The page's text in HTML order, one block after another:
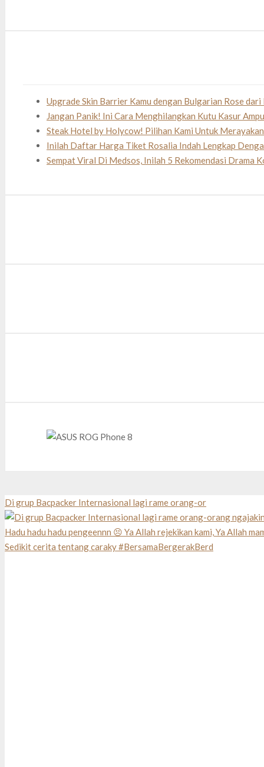
Upgrade Skin Barrier Kamu dengan Bulgarian Rose
Jangan Panik! Ini Cara Menghilangkan Kutu Kasur
Steak Hotel by Holycow! Pilihan Kami Untuk
Inilah Daftar Harga Tiket Rosalia Indah Lengkap
Sempat Viral Di Medsos, Inilah 5 Rekomendasi Drama
Di grup Bacpacker Internasional lagi rame orang-or
Sedikit cerita tentang caraky #BersamaBergerakBerd